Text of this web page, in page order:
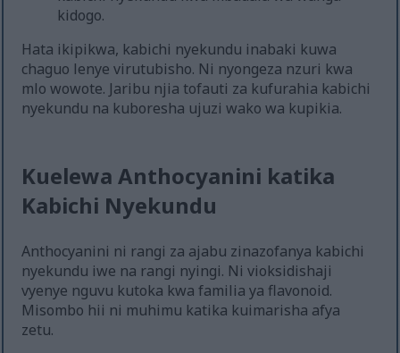
kidogo.
Hata ikipikwa, kabichi nyekundu inabaki kuwa
chaguo lenye virutubisho. Ni nyongeza nzuri kwa
mlo wowote. Jaribu njia tofauti za kufurahia kabichi
nyekundu na kuboresha ujuzi wako wa kupikia.
Kuelewa Anthocyanini katika
Kabichi Nyekundu
Anthocyanini ni rangi za ajabu zinazofanya kabichi
nyekundu iwe na rangi nyingi. Ni vioksidishaji
vyenye nguvu kutoka kwa familia ya flavonoid.
Misombo hii ni muhimu katika kuimarisha afya
zetu.